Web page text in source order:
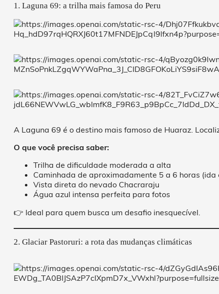
1. Laguna 69: a trilha mais famosa do Peru
A Laguna 69 é o destino mais famoso de Huaraz.
O que você precisa saber:
Trilha de dificuldade moderada a alta
Caminhada de aproximadamente 5 a 6 horas (ida
Vista direta do nevado Chacraraju
Água azul intensa perfeita para fotos
👉 Ideal para quem busca um desafio inesquecível.
2. Glaciar Pastoruri: a rota das mudanças climáticas